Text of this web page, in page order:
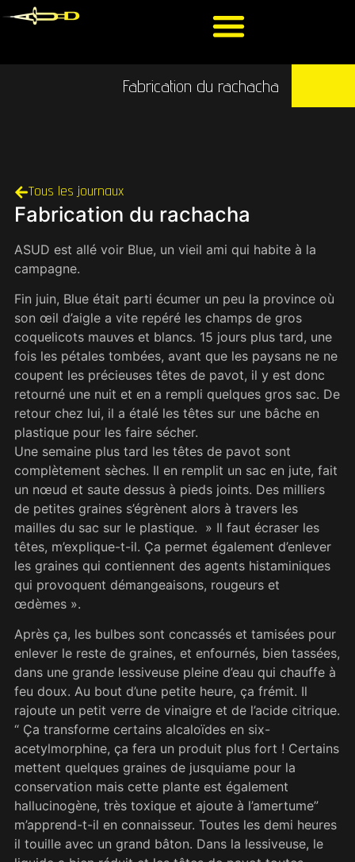
Fabrication du rachacha
Tous les journaux
Fabrication du rachacha
ASUD est allé voir Blue, un vieil ami qui habite à la
campagne.
Fin juin, Blue était parti écumer un peu la province où
son œil d’aigle a vite repéré les champs de gros
coquelicots mauves et blancs. 15 jours plus tard, une
fois les pétales tombées, avant que les paysans ne ne
coupent les précieuses têtes de pavot, il y est donc
retourné une nuit et en a rempli quelques gros sac. De
retour chez lui, il a étalé les têtes sur une bâche en
plastique pour les faire sécher.
Une semaine plus tard les têtes de pavot sont
complètement sèches. Il en remplit un sac en jute, fait
un nœud et saute dessus à pieds joints. Des milliers
de petites graines s’égrènent alors à travers les
mailles du sac sur le plastique. » Il faut écraser les
têtes, m’explique-t-il. Ça permet également d’enlever
les graines qui contiennent des agents histaminiques
qui provoquent démangeaisons, rougeurs et
œdèmes ».
Après ça, les bulbes sont concassés et tamisées pour
enlever le reste de graines, et enfournés, bien tassées,
dans une grande lessiveuse pleine d’eau qui chauffe à
feu doux. Au bout d’une petite heure, ça frémit. Il
rajoute un petit verre de vinaigre et de l’acide citrique.
“ Ça transforme certains alcaloïdes en six-
acetylmorphine, ça fera un produit plus fort ! Certains
mettent quelques graines de jusquiame pour la
conservation mais cette plante est également
hallucinogène, très toxique et ajoute à l’amertume”
m’apprend-t-il en connaisseur. Toutes les demi heures
il touille avec un grand bâton. Dans la lessiveuse, le